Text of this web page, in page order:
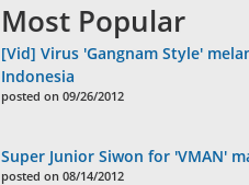
Most Popular
[Vid] Virus 'Gangnam Style'
Indonesia
posted on 09/26/2012
Super Junior Siwon for 'VMAN'
posted on 08/14/2012